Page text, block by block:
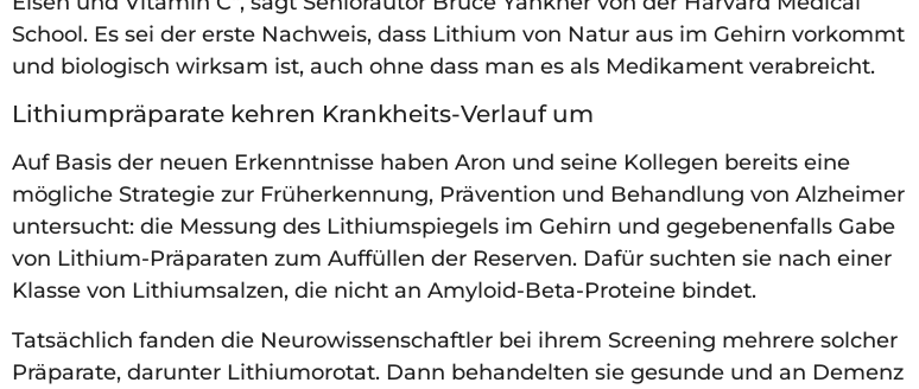
School. Es sei der erste Nachweis, dass Lithium von Natur aus im Gehirn vorkommt
und biologisch wirksam ist, auch ohne dass man es als Medikament verabreicht.
Lithiumpräparate kehren Krankheits-Verlauf um
Auf Basis der neuen Erkenntnisse haben Aron und seine Kollegen bereits eine
mögliche Strategie zur Früherkennung, Prävention und Behandlung von Alzheimer
untersucht: die Messung des Lithiumspiegels im Gehirn und gegebenenfalls Gabe
von Lithium-Präparaten zum Auffüllen der Reserven. Dafür suchten sie nach einer
Klasse von Lithiumsalzen, die nicht an Amyloid-Beta-Proteine bindet.
Tatsächlich fanden die Neurowissenschaftler bei ihrem Screening mehrere solcher
Präparate, darunter Lithiumorotat. Dann behandelten sie gesunde und an Demenz